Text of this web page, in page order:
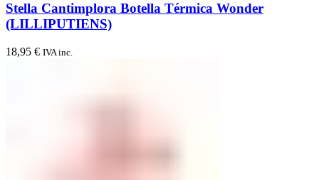
Stella Cantimplora Botella Térmica Wonder
(LILLIPUTIENS)
18,95 € IVA inc.